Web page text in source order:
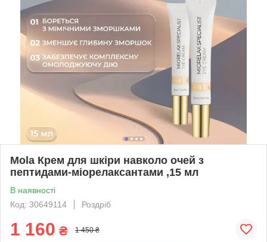
Mola Крем для шкіри навколо очей з
пептидами-міорелаксантами ,15 мл
В наявності
Код: 30649114
Роздріб
1 160 ₴ 1 450 ₴